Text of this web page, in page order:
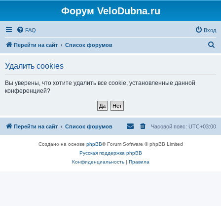
Форум VeloDubna.ru
FAQ Вход
Перейти на сайт Список форумов
Удалить cookies
Вы уверены, что хотите удалить все cookie, установленные данной
конференцией?
Перейти на сайт Список форумов Часовой пояс: UTC+03:00
Создано на основе phpBB® Forum Software © phpBB Limited
Русская поддержка phpBB
Конфиденциальность| Правила